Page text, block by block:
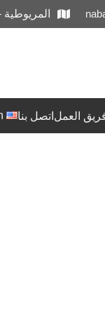
العمل اتصل بنا